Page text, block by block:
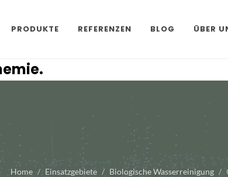
PRODUKTE REFERENZEN BLOG ÜBER
Home Einsatzgebiete Biologische Wasserreinigung